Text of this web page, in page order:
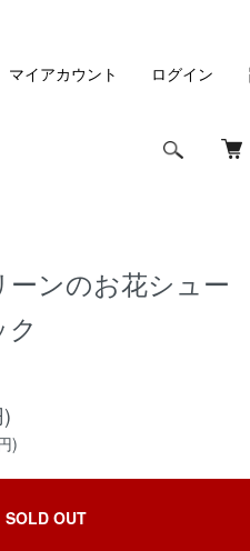
マイアカウント ログイン
ンのお花シュー
ク
)
SOLD OUT